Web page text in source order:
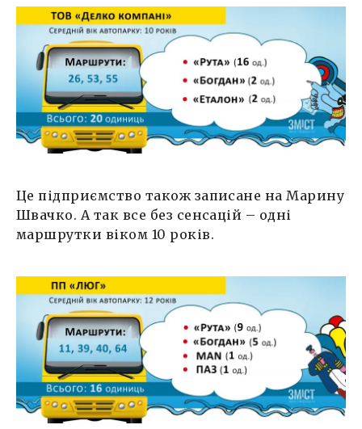
Це підприємство також записане на Марину
Швачко. А так все без сенсацій – одні
маршрутки віком 10 років.